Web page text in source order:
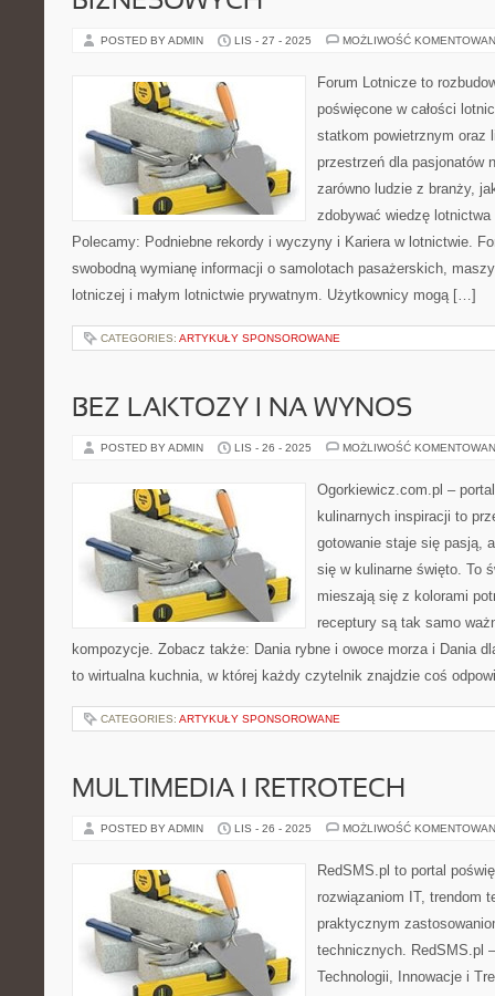
POSTED BY ADMIN LIS - 27 - 2025 MOŻLIWOŚĆ
Forum Lotnicze to
poświęcone w całości
statkom powietrznym oraz
przestrzeń dla pasjonatów
zarówno ludzie z branży,
zdobywać wiedzę
Polecamy: Podniebne rekordy i wyczyny i Kariera w lotnictwie.
swobodną wymianę informacji o samolotach pasażerskich,
lotniczej i małym lotnictwie prywatnym. Użytkownicy mogą […]
CATEGORIES: ARTYKUŁY SPONSOROWANE
BEZ LAKTOZY I NA WYNOS
POSTED BY ADMIN LIS - 26 - 2025 MOŻLIWOŚĆ
Ogorkiewicz.com.pl –
kulinarnych inspiracji to
gotowanie staje się pasją,
się w kulinarne święto. To
mieszają się z kolorami
receptury są tak samo
kompozycje. Zobacz także: Dania rybne i owoce morza i Dania
to wirtualna kuchnia, w której każdy czytelnik znajdzie coś
CATEGORIES: ARTYKUŁY SPONSOROWANE
MULTIMEDIA I RETROTECH
POSTED BY ADMIN LIS - 26 - 2025 MOŻLIWOŚĆ
RedSMS.pl to portal
rozwiązaniom IT, trendom
praktycznym
technicznych. RedSMS.pl
Technologii, Innowacje i